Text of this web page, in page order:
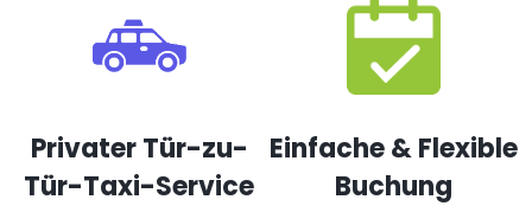
Privater Tür-zu-
Tür-Taxi-Service
Einfache & Flexible
Buchung